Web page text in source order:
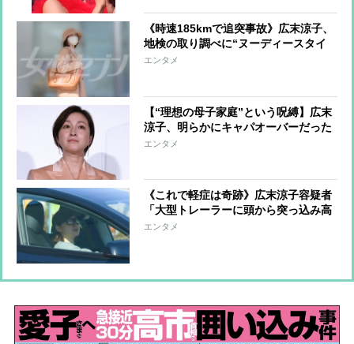
《時速185kmで追突事故》広末涼子、
地検の取り調べに“ヌーディースタイ
ル”で出頭 危険運転致傷は適用され
エンタメ
【“理想の母子家庭”という呪縛】広末
涼子、明らかにキャパオーバーだった
独立後の働きぶり 事故の数日前から
エンタメ
《これで軽症は奇跡》広末涼子容疑者
「大型トレーラーに頭から突っ込み高
級車が大破」本人は車線に飛び出しマ
エンタメ